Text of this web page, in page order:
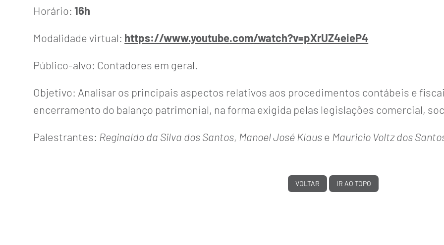
Horário: 16h
Modalidade virtual: https://www.youtube.com/watch?v=pXrUZ4eieP4
Público-alvo: Contadores em geral.
Objetivo: Analisar os principais aspectos relativos aos procedimentos contábeis e
encerramento do balanço patrimonial, na forma exigida pelas legislações comercial,
Palestrantes: Reginaldo da Silva dos Santos, Manoel José Klause Mauricio Voltz dos
VOLTAR IR AO TOPO